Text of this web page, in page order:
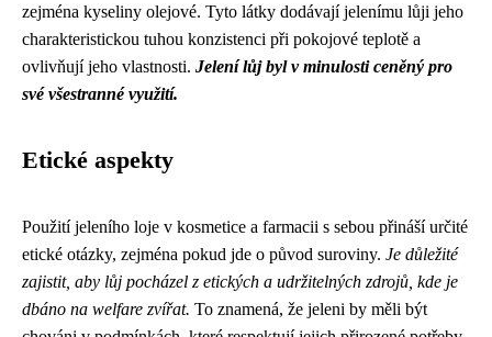
zejména kyseliny olejové. Tyto látky dodávají jelenímu lůji jeho
charakteristickou tuhou konzistenci při pokojové teplotě a
ovlivňují jeho vlastnosti. Jelení lůj byl v minulosti ceněný pro
své všestranné využití.
Etické aspekty
Použití jeleního loje v kosmetice a farmacii s sebou přináší určité
etické otázky, zejména pokud jde o původ suroviny. Je důležité
zajistit, aby lůj pocházel z etických a udržitelných zdrojů, kde je
dbáno na welfare zvířat. To znamená, že jeleni by měli být